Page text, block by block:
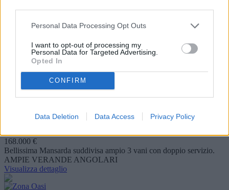
Personal Data Processing Opt Outs
I want to opt-out of processing my
Personal Data for Targeted Advertising.
Opted In
CONFIRM
Data Deletion Data Access Privacy Policy
Vendesi a
Proponiamo in vendita un grazioso villino di circa 50 mq con
verande anteriori e posteriori, situato in una zona tranquilla e
immersa nel ve..
Zona via S.Elia
Appartamento
168.000 €
Bellissima Mansarda suddivisa ampio 3 vani con doppio servizio.
AMPIE VERANDE ANGOLARI
Visualizza dettaglio